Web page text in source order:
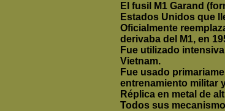
El fusil M1 Garand
Estados Unidos que
Oficialmente
derivaba del M1, en
Fue utilizado
Vietnam.
Fue usado
entrenamiento militar
Réplica en metal de
Todos sus